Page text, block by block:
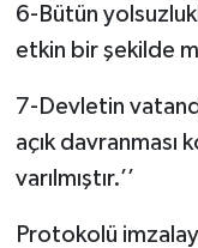
6-Bütün
etkin bir şekilde
7-Devletin
açık davranması
varılmıştır.’’
Protokolü